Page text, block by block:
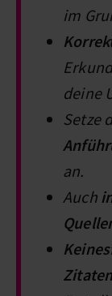
im
deine
Setze
an.
Auch